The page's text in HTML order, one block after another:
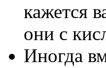
кажется
они с
Иногда